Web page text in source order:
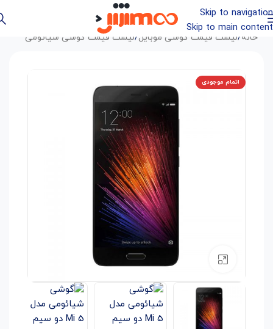
Skip to navigation
Skip to main content
خانه /لیست قیمت گوشی موبایل/لیست قیمت گوشی شیائومی
اتمام موجودی
بزرگنمایی تصویر